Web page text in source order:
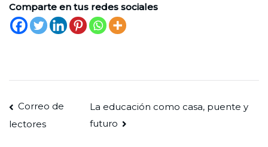
Comparte en tus redes sociales
Navegación
de
Correo de
lectores
La educación como casa, puente y
futuro